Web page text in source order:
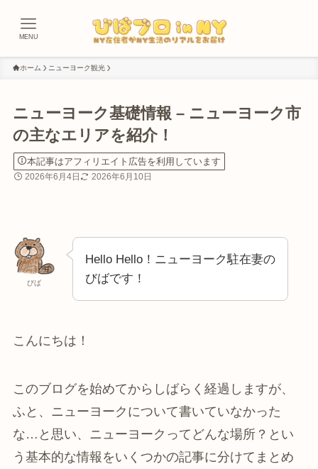
MENU
ホーム ニューヨーク観光
ニューヨーク基礎情報 – ニューヨーク市
の主なエリアを紹介！
本記事はアフィリエイト広告を利用しています
2026年6月4日 2026年6月10日
びば
Hello Hello！ニューヨーク駐在妻の
びばです！
こんにちは！
このブログを始めてからしばらく経過しますが、
ふと、ニューヨークについて書いていなかった
な…と思い、ニューヨークってどんな場所？とい
う基本的な情報をいくつかの記事に分けてまとめ